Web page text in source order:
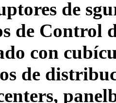
de
de Control
con
de